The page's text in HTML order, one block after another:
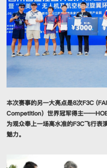
本次赛事的另一大亮点是8次F3C
Competition）世界冠军得主
为观众奉上一场高水准的F3C飞行表
魅力。